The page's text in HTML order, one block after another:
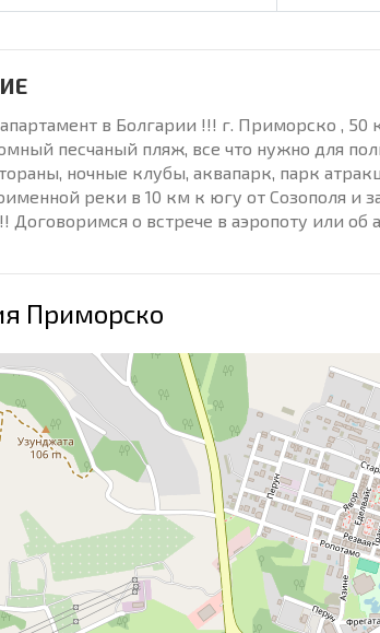
в Болгарии !!! г. Приморско , 50
песчаный пляж, все что нужно для
ночные клубы, аквапарк, парк
реки в 10 км к югу от Созополя и
Договоримся о встрече в аэропоту или об
Приморско